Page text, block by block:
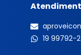
19 99792-